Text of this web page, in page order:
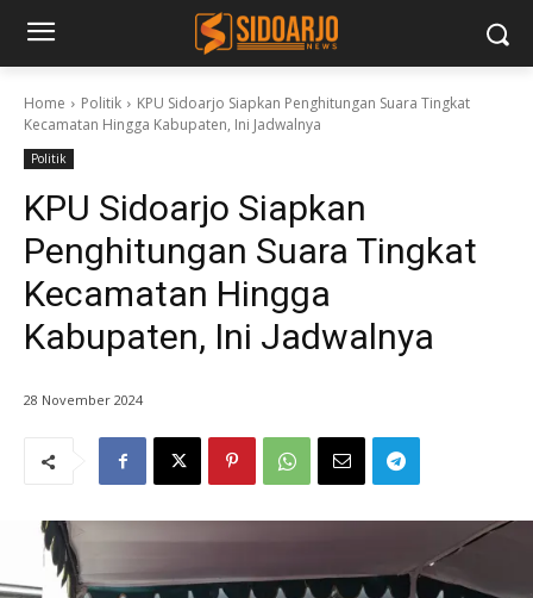
Home Politik
KPU Sidoarjo Siapkan Penghitungan Suara Tingkat
Kecamatan Hingga Kabupaten, Ini Jadwalnya
Politik
KPU Sidoarjo Siapkan
Penghitungan Suara Tingkat
Kecamatan Hingga
Kabupaten, Ini Jadwalnya
28 November 2024